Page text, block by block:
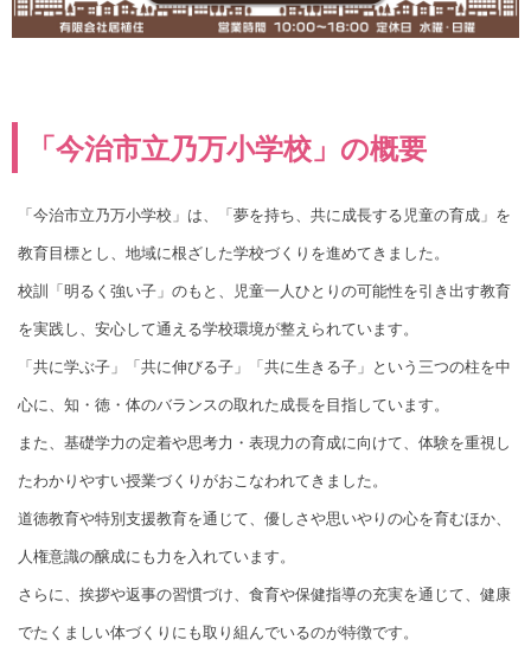
「今治市立乃万小学校」の概要
「今治市立乃万小学校」は、「夢を持ち、共に成長する児童の育成」を
教育目標とし、地域に根ざした学校づくりを進めてきました。
校訓「明るく強い子」のもと、児童一人ひとりの可能性を引き出す教育
を実践し、安心して通える学校環境が整えられています。
「共に学ぶ子」「共に伸びる子」「共に生きる子」という三つの柱を中
心に、知・徳・体のバランスの取れた成長を目指しています。
また、基礎学力の定着や思考力・表現力の育成に向けて、体験を重視し
たわかりやすい授業づくりがおこなわれてきました。
道徳教育や特別支援教育を通じて、優しさや思いやりの心を育むほか、
人権意識の醸成にも力を入れています。
さらに、挨拶や返事の習慣づけ、食育や保健指導の充実を通じて、健康
でたくましい体づくりにも取り組んでいるのが特徴です。